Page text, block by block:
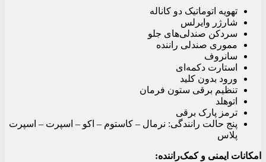
تهویه اتوماتیک دو کاناله
شارژر وایرلس
سردکن صندلی‌های جلو
مموری صندلی راننده
سانروف
استارت دکمه‌ای
ورود بدون کلید
تنظیم برقی ستون فرمان
اتوهلد
ترمز پارک برقی
پنج حالت رانندگی: نرمال – کاستوم – اکو – اسپرت – اسپرت
پلاس
امکانات ایمنی و کمک‌راننده: